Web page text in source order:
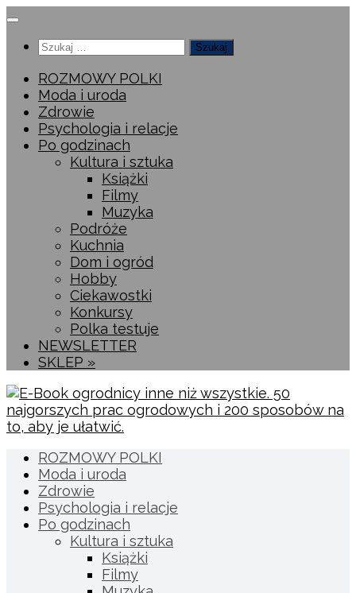
Przeskocz
treściSzukaj:
ROZMOWY POLKI
Moda i uroda
Zdrowie
Psychologia i relacje
Po godzinach
Kultura i sztuka
Książki
Filmy
Muzyka
Podróże
Kuchnia
Dom i ogród
Hobby
Ciekawostki
Konkursy
Polka testuje
NEWSLETTER
SKLEP »
ROZMOWY POLKI
Moda i uroda
Zdrowie
Psychologia i relacje
Po godzinach
Kultura i sztuka
Książki
Filmy